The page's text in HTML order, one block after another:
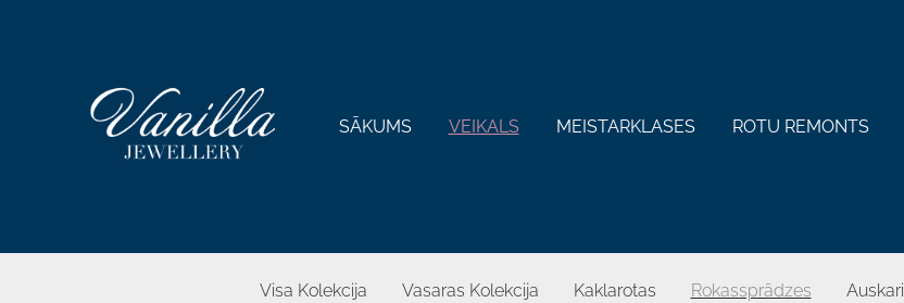
SĀKUMS VEIKALS MEISTARKLASES ROTU REMONTS
Visa Kolekcija Vasaras Kolekcija Kaklarotas Rokassprādzes Auskari